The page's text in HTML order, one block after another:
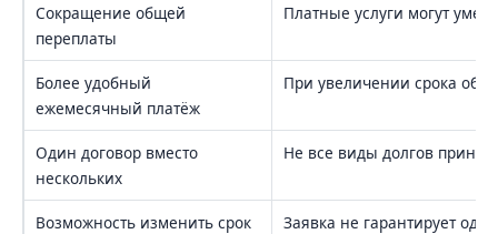
Сокращение общей
переплаты
Платные услуги могут
Более удобный
ежемесячный платёж
При увеличении срока
Один договор вместо
нескольких
Не все виды долгов
Возможность изменить срок Заявка не гарантирует